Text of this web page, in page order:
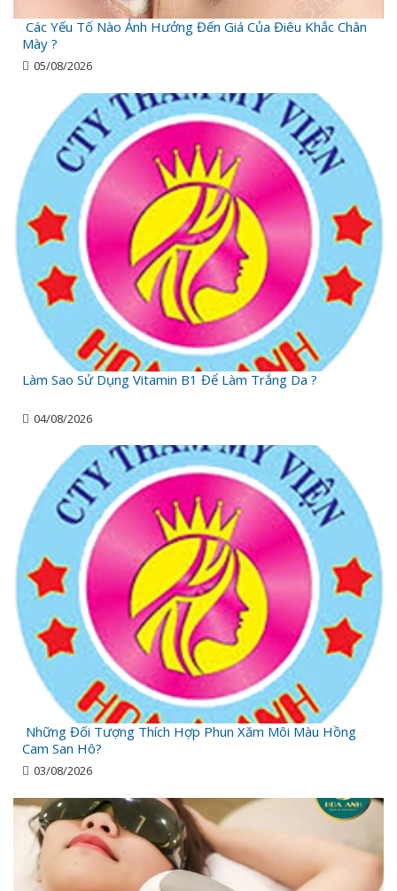
Các Yếu Tố Nào Ảnh Hưởng Đến Giá Của Điêu Khắc Chân
Mày ?
05/08/2026
Làm Sao Sử Dụng Vitamin B1 Để Làm Trắng Da ?
04/08/2026
Những Đối Tượng Thích Hợp Phun Xăm Môi Màu Hồng
Cam San Hô?
03/08/2026